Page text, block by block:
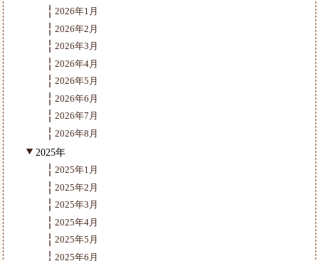
2026年1月
2026年2月
2026年3月
2026年4月
2026年5月
2026年6月
2026年7月
2026年8月
2025年
2025年1月
2025年2月
2025年3月
2025年4月
2025年5月
2025年6月